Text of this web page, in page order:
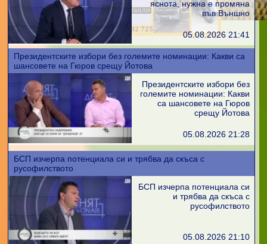
яснота, нужна е промяна
във Външно
05.08.2026 21:41
Президентските избори без големите номинации: Какви са
шансовете на Гюров срещу Йотова
Президентските избори без
големите номинации: Какви
са шансовете на Гюров
срещу Йотова
05.08.2026 21:28
БСП изчерпа потенциала си и трябва да скъса с
русофилството
БСП изчерпа потенциала си
и трябва да скъса с
русофилството
05.08.2026 21:10